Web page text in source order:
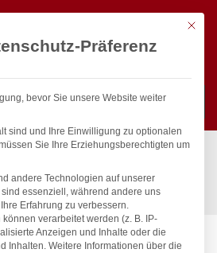
Suchen
& Gastro Geräte für Profis
Wandventil 1/2″
Mit
Präferenz
bevor Sie unsere Website weiter
sind und Ihre Einwilligung zu optionalen
Sie Ihre Erziehungsberechtigten um
andere Technologien auf unserer
essenziell, während andere uns
Erfahrung zu verbessern.
verarbeitet werden (z. B. IP-
Anzeigen und Inhalte oder die
Inhalten. Weitere Informationen über die